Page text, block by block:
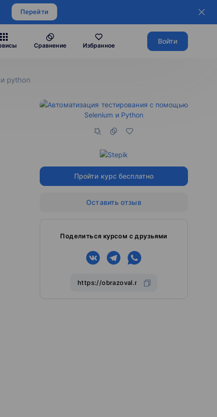
Перейти
Сравнение Избранное
Войти
python
Пройти курс бесплатно
Оставить отзыв
Поделиться курсом с друзьями